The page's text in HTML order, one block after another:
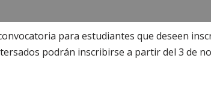
para estudiantes que deseen
podrán inscribirse a partir del 3 de